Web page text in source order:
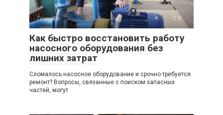
Техника 0
Как быстро восстановить работу
насосного оборудования без
лишних затрат
Сломалось насосное оборудование и срочно требуется
ремонт? Вопросы, связанные с поиском запасных
частей, могут